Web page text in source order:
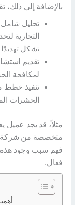
بالإضافة إلى
تحليل شامل
التجارية
تشكل تهديدًا.
تقديم
لمكافحة
تنفيذ خطط
الحشرات
مثلاً، قد يجد عميل
متخصصة من شركة
فهم سبب وجود هذه
فعال.